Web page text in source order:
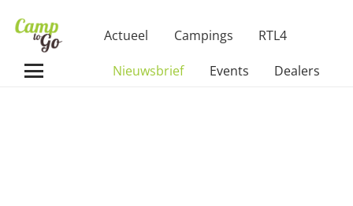
Actueel Campings RTL4
Nieuwsbrief Events Dealers